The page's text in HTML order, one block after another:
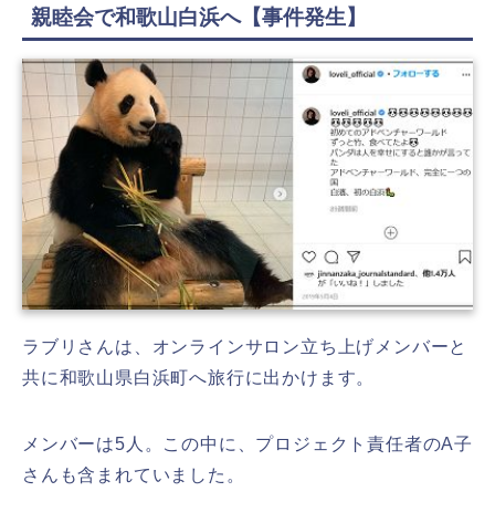
親睦会で和歌山白浜へ【事件発生】
ラブリさんは、オンラインサロン立ち上げメンバーと
共に和歌山県白浜町へ旅行に出かけます。
メンバーは5人。この中に、プロジェクト責任者のA子
さんも含まれていました。